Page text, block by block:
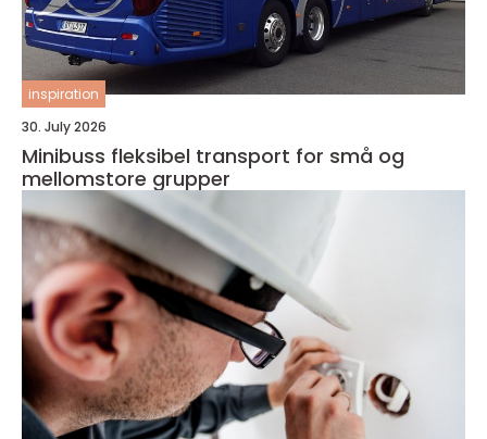
inspiration
30. July 2026
Minibuss fleksibel transport for små og
mellomstore grupper